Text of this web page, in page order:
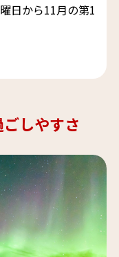
日から11月の第1
しやすさ